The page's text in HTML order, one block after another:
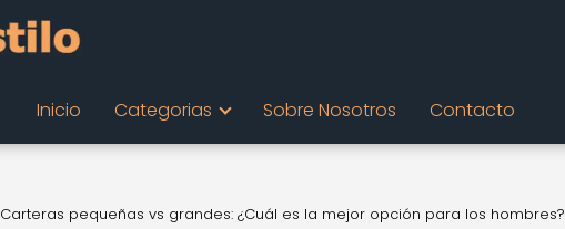
Inicio Categorias Sobre Nosotros Contacto
Carteras pequeñas vs grandes: ¿Cuál es la mejor opción para los hombres?